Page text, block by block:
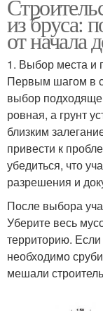
из бруса:
от начала
1. Выбор места и
Первым шагом в
выбор
ровная, а грунт
близким
привести к
убедиться, что
разрешения и
После выбора
Уберите весь
территорию. Если
необходимо
мешали